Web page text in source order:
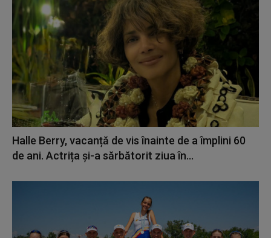
Halle Berry, vacanță de vis înainte de a împlini 60
de ani. Actrița și-a sărbătorit ziua în...